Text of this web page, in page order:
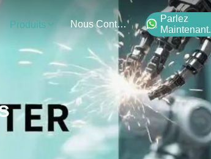
Produits Nous Contacter
Parlez
Maintenant.